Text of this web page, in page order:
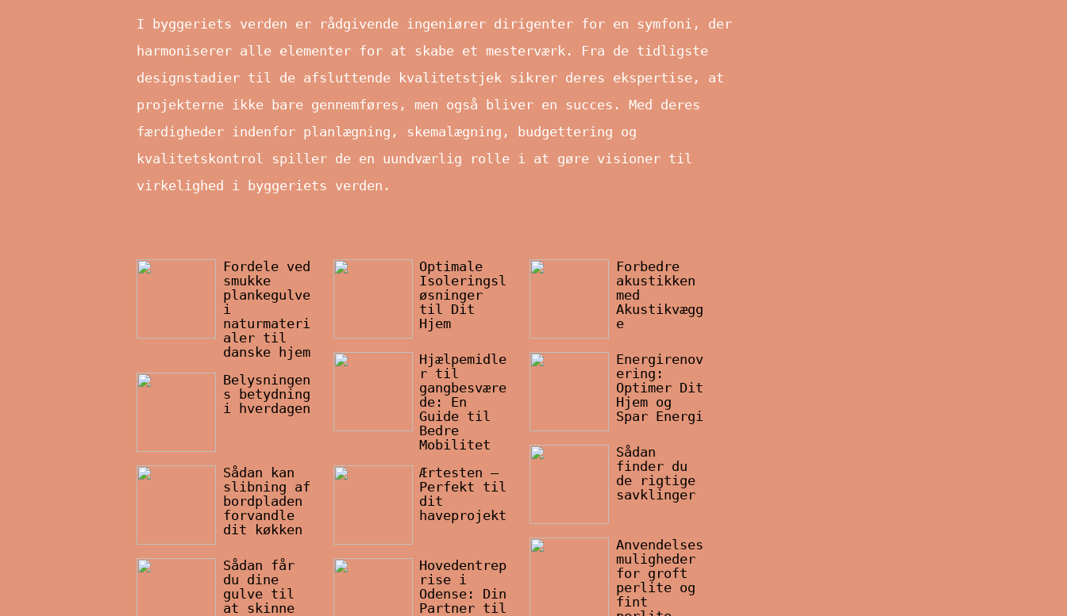
I byggeriets verden er rådgivende ingeniører dirigenter for en symfoni, der
harmoniserer alle elementer for at skabe et mesterværk. Fra de tidligste
designstadier til de afsluttende kvalitetstjek sikrer deres ekspertise, at
projekterne ikke bare gennemføres, men også bliver en succes. Med deres
færdigheder indenfor planlægning, skemalægning, budgettering og
kvalitetskontrol spiller de en uundværlig rolle i at gøre visioner til
virkelighed i byggeriets verden.
Fordele ved
smukke
plankegulve
i
naturmateri
aler til
danske hjem
Belysningen
s betydning
i hverdagen
Sådan kan
slibning af
bordpladen
forvandle
dit køkken
Sådan får
du dine
gulve til
at skinne
Optimale
Isoleringsl
øsninger
til Dit
Hjem
Hjælpemidle
r til
gangbesvære
de: En
Guide til
Bedre
Mobilitet
Ærtesten –
Perfekt til
dit
haveprojekt
Hovedentrep
rise i
Odense: Din
Partner til
Forbedre
akustikken
med
Akustikvægg
e
Energirenov
ering:
Optimer Dit
Hjem og
Spar Energi
Sådan
finder du
de rigtige
savklinger
Anvendelses
muligheder
for groft
perlite og
fint